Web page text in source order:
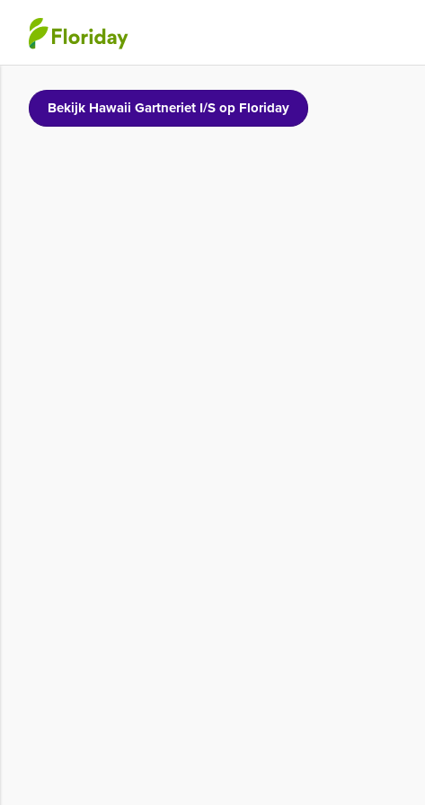
Bekijk Hawaii Gartneriet I/S op Floriday